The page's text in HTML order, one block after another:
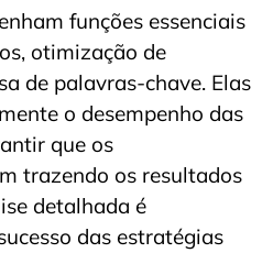
funções essenciais
otimização de
de palavras-chave. Elas
o desempenho das
que os
trazendo os resultados
detalhada é
das estratégias